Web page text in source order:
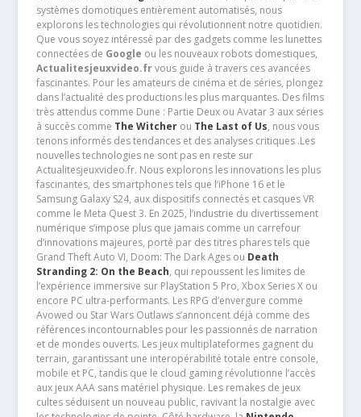
systèmes domotiques entièrement automatisés, nous
explorons les technologies qui révolutionnent notre quotidien.
Que vous soyez intéressé par des gadgets comme les lunettes
connectées de Google ou les nouveaux robots domestiques,
Actualitesjeuxvideo.frvous guide à travers ces avancées
fascinantes. Pour les amateurs de cinéma et de séries, plongez
dans l’actualité des productions les plus marquantes. Des films
très attendus comme Dune : Partie Deux ou Avatar 3 aux séries
à succès comme The Witcherou The Last of Us, nous vous
tenons informés des tendances et des analyses critiques .Les
nouvelles technologies ne sont pas en reste sur
Actualitesjeuxvideo.fr. Nous explorons les innovations les plus
fascinantes, des smartphones tels que l’iPhone 16 et le
Samsung Galaxy S24, aux dispositifs connectés et casques VR
comme le Meta Quest 3. En 2025, l’industrie du divertissement
numérique s’impose plus que jamais comme un carrefour
d’innovations majeures, porté par des titres phares tels que
Grand Theft Auto VI, Doom: The Dark Ages ou Death
Stranding 2: On the Beach, qui repoussent les limites de
l’expérience immersive sur PlayStation 5 Pro, Xbox Series X ou
encore PC ultra-performants. Les RPG d’envergure comme
Avowed ou Star Wars Outlaws s’annoncent déjà comme des
références incontournables pour les passionnés de narration
et de mondes ouverts. Les jeux multiplateformes gagnent du
terrain, garantissant une interopérabilité totale entre console,
mobile et PC, tandis que le cloud gaming révolutionne l’accès
aux jeux AAA sans matériel physique. Les remakes de jeux
cultes séduisent un nouveau public, ravivant la nostalgie avec